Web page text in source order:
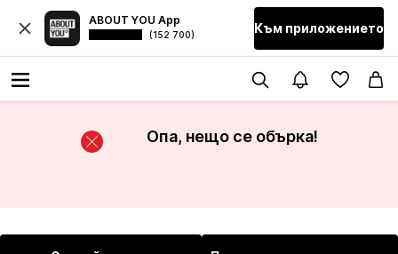
ABOUT YOU App
(152 700) Към приложението
Опа, нещо се обърка!